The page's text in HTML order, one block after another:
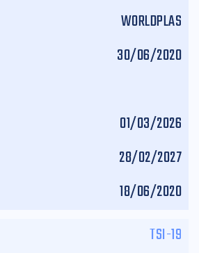
WORLDPLAS
30/06/2020
01/03/2026
28/02/2027
18/06/2020
TSI-19